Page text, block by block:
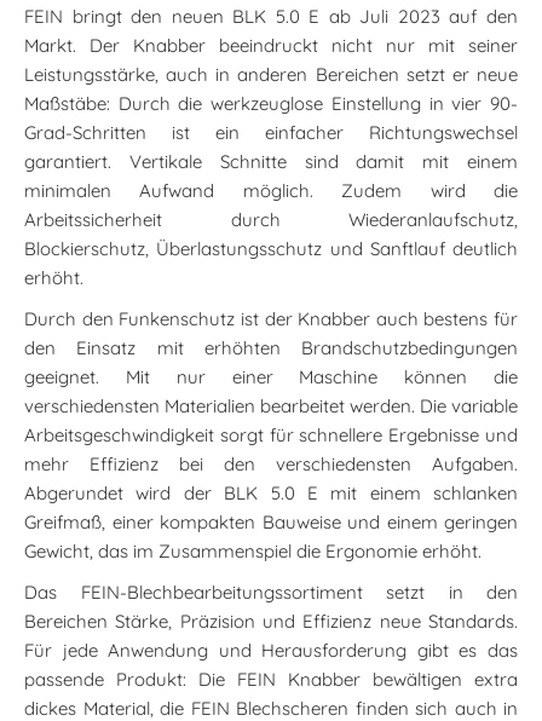
FEIN bringt den neuen BLK 5.0 E ab Juli 2023 auf den
Markt. Der Knabber beeindruckt nicht nur mit seiner
Leistungsstärke, auch in anderen Bereichen setzt er neue
Maßstäbe: Durch die werkzeuglose Einstellung in vier 90-
Grad-Schritten ist ein einfacher Richtungswechsel
garantiert. Vertikale Schnitte sind damit mit einem
minimalen Aufwand möglich. Zudem wird die
Arbeitssicherheit durch Wiederanlaufschutz,
Blockierschutz, Überlastungsschutz und Sanftlauf deutlich
erhöht.
Durch den Funkenschutz ist der Knabber auch bestens für
den Einsatz mit erhöhten Brandschutzbedingungen
geeignet. Mit nur einer Maschine können die
verschiedensten Materialien bearbeitet werden. Die variable
Arbeitsgeschwindigkeit sorgt für schnellere Ergebnisse und
mehr Effizienz bei den verschiedensten Aufgaben.
Abgerundet wird der BLK 5.0 E mit einem schlanken
Greifmaß, einer kompakten Bauweise und einem geringen
Gewicht, das im Zusammenspiel die Ergonomie erhöht.
Das FEIN-Blechbearbeitungssortiment setzt in den
Bereichen Stärke, Präzision und Effizienz neue Standards.
Für jede Anwendung und Herausforderung gibt es das
passende Produkt: Die FEIN Knabber bewältigen extra
dickes Material, die FEIN Blechscheren finden sich auch in